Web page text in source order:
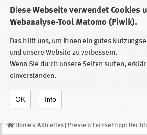
Diese Webseite verwendet Cookies
Webanalyse-Tool Matomo (Piwik).
Das hilft uns, um Ihnen ein gutes
und unsere Website zu verbessern.
Wenn Sie durch unsere Seiten surfen,
einverstanden.
OK Info
Zur Auswahl der Einrichtungen der
Stiftung Sächsische Gedenkstätten
Home » Aktuelles | Presse » Fernsehtipp: Der